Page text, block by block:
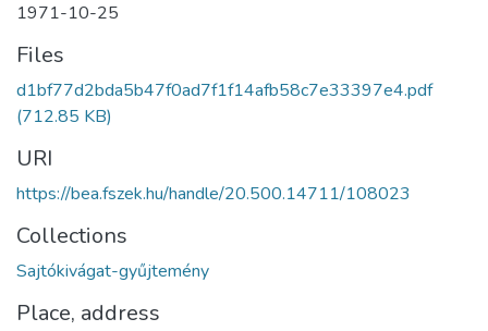
1971-10-25
Files
d1bf77d2bda5b47f0ad7f1f14afb58c7e33397e4.pdf
(712.85 KB)
URI
https://bea.fszek.hu/handle/20.500.14711/108023
Collections
Sajtókivágat-gyűjtemény
Place, address